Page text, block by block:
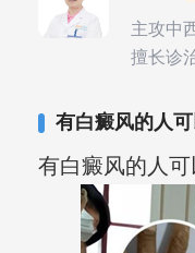
主攻中
擅长诊
复发期;
有白癜风的人
有白癜风的人